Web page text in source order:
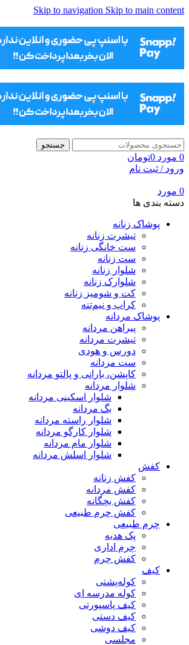
Skip to navigation Skip to main content
جستجو
0 مورد 0تومان
ورود / ثبت نام
0 مورد
دسته بندی ها
پوشاک زنانه
تیشرت زنانه
ست خانگی زنانه
ست زنانه
شلوار زنانه
شلوارک زنانه
کت و شومیز زنانه
کراپ و نیم‌تنه
پوشاک مردانه
پیراهن مردانه
تیشرت مردانه
دورس و هودی
ست مردانه
کاپشن، بارانی و پالتو مردانه
شلوار مردانه
شلوار اسکینی مردانه
بگ مردانه
شلوار راسته مردانه
شلوار کارگو مردانه
شلوار مام مردانه
شلوار اسلش مردانه
کفش
کفش زنانه
کفش مردانه
کفش بچگانه
کفش چرم طبیعی
چرم طبیعی
پک هدیه
چرم اداری
کفش چرم
کیف
کوله‌پشتی
کوله مدرسه ای
کیف پاسپورتی
کیف دستی
کیف دوشی
مجلسی